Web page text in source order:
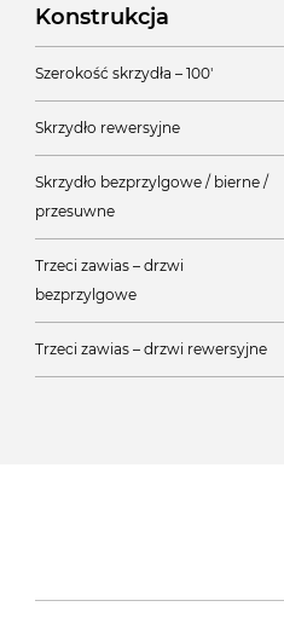
Konstrukcja
Szerokość skrzydła – 100'
Skrzydło rewersyjne
Skrzydło bezprzylgowe / bierne /
przesuwne
Trzeci zawias – drzwi
bezprzylgowe
Trzeci zawias – drzwi rewersyjne